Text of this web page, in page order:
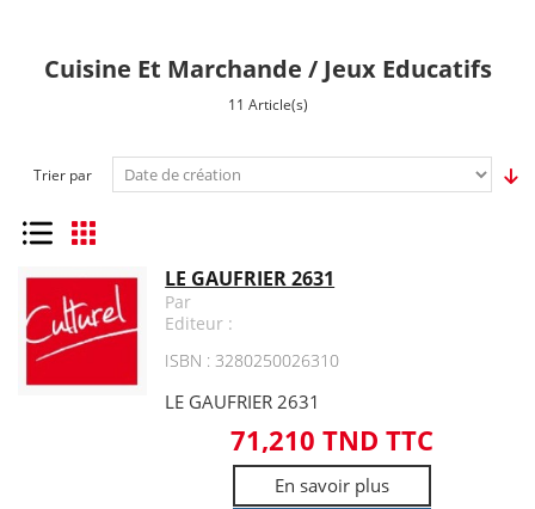
Cuisine Et Marchande / Jeux Educatifs
11 Article(s)
Trier par
Liste Grille
LE GAUFRIER 2631
Par
Editeur :
ISBN : 3280250026310
LE GAUFRIER 2631
71,210 TND TTC
En savoir plus